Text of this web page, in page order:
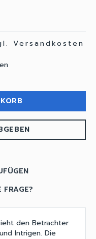
Versandkosten
FRAGE?
den Betrachter
Intrigen. Die